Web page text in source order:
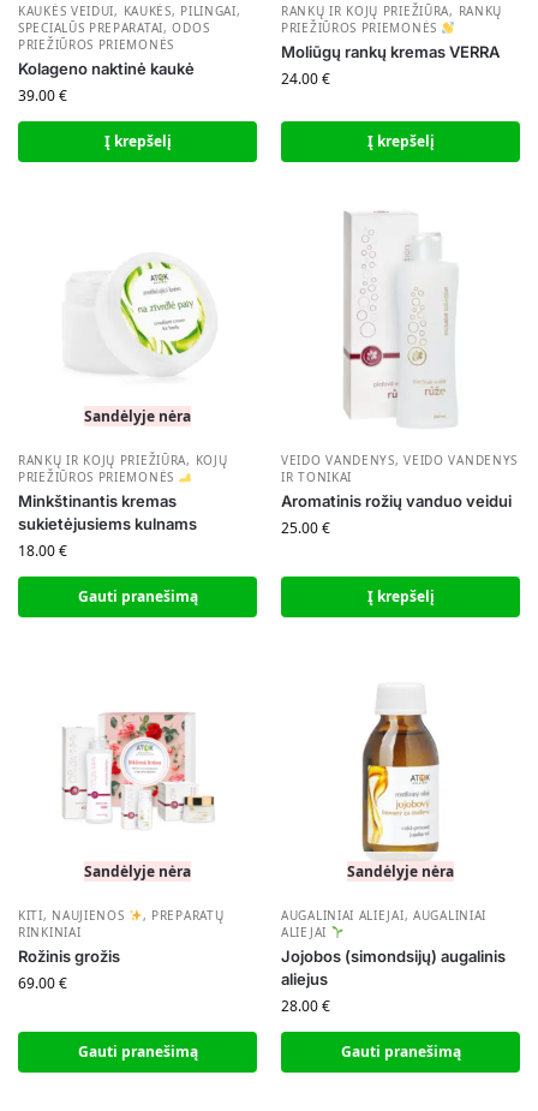
KAUKĖS VEIDUI, KAUKĖS, PILINGAI,
SPECIALŪS PREPARATAI,ODOS
PRIEŽIŪROS PRIEMONĖS
Kolageno naktinė kaukė
39.00€
Į krepšelį
RANKŲ IR KOJŲ PRIEŽIŪRA, RANKŲ
PRIEŽIŪROS PRIEMONĖS
Moliūgų rankų kremas VERRA
24.00€
Į krepšelį
Sandėlyje nėra
RANKŲ IR KOJŲ PRIEŽIŪRA, KOJŲ
PRIEŽIŪROS PRIEMONĖS
Minkštinantis kremas
sukietėjusiems kulnams
18.00€
Gauti pranešimą
VEIDO VANDENYS,VEIDO VANDENYS
IR TONIKAI
Aromatinis rožių vanduo veidui
25.00€
Į krepšelį
Sandėlyje nėra
KITI, NAUJIENOS , PREPARATŲ
RINKINIAI
Rožinis grožis
69.00€
Gauti pranešimą
Sandėlyje nėra
AUGALINIAI ALIEJAI,AUGALINIAI
ALIEJAI
Jojobos (simondsijų) augalinis
aliejus
28.00€
Gauti pranešimą